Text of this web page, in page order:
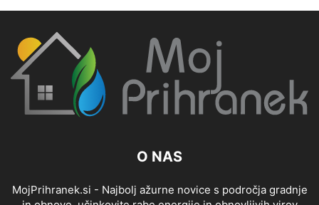
O NAS
MojPrihranek.si - Najbolj ažurne novice s področja gradnje